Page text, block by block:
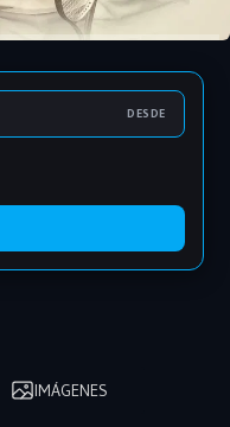
DESDE
IMÁGENES